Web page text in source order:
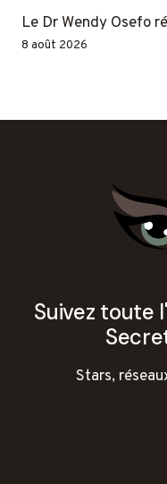
Le Dr Wendy Osefo
8 août 2026
Suivez toute
Stars,